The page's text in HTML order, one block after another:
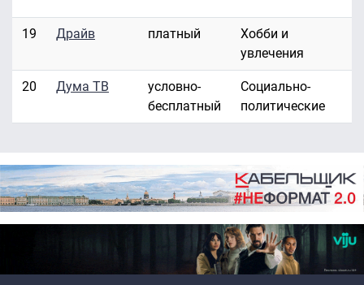
19 Драйв платный
Хобби и
увлечения
20 Дума ТВ
условно-
бесплатный
Социально-
политические